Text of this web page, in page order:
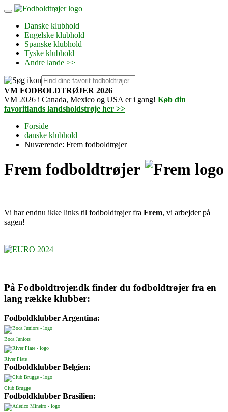
Danske klubhold
Engelske klubhold
Spanske klubhold
Tyske klubhold
Andre lande >>
VM FODBOLDTRØJER 2026
VM 2026 i Canada, Mexico og USA er i gang! Køb din
favoritlands landsholdstrøje her >>
Forside
danske klubhold
Nuværende: Frem fodboldtrøjer
Frem fodboldtrøjer
Vi har endnu ikke links til fodboldtrøjer fra Frem, vi arbejder på
sagen!
På Fodboldtrojer.dk finder du fodboldtrøjer fra en
lang række klubber:
Fodboldklubber Argentina:
Boca Juniors
River Plate
Fodboldklubber Belgien:
Club Brugge
Fodboldklubber Brasilien: